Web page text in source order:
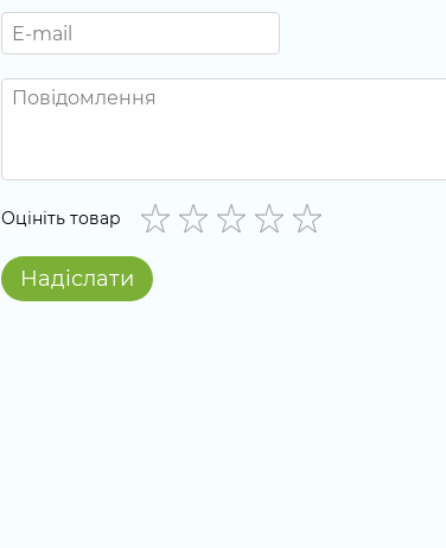
Оцініть товар
Надіслати